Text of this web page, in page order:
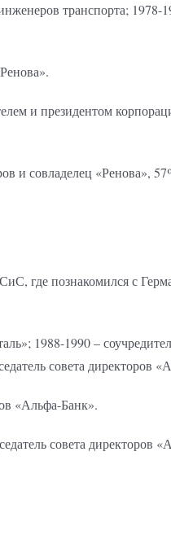
транспорта; 1978-
и президентом
и совладелец «Ренова»,
где познакомился с
1988-1990 –
совета директоров
«Альфа-Банк».
совета директоров